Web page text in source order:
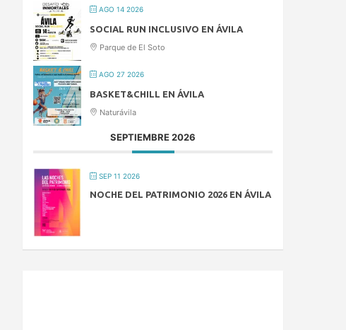
AGO 14 2026
SOCIAL RUN INCLUSIVO EN ÁVILA
Parque de El Soto
AGO 27 2026
BASKET&CHILL EN ÁVILA
Naturávila
SEPTIEMBRE 2026
SEP 11 2026
NOCHE DEL PATRIMONIO 2026 EN ÁVILA